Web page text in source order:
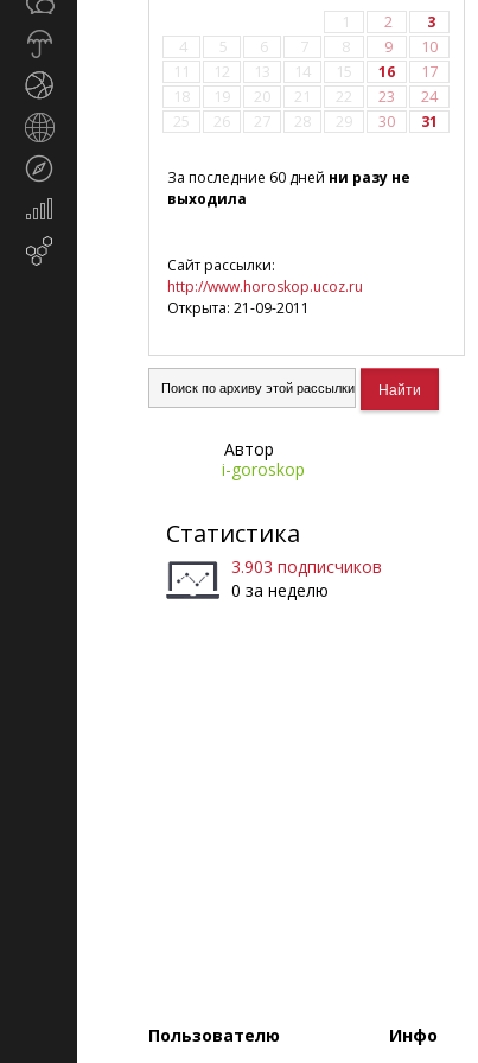
Экономика
маркетинг
1 2
3
4
5 6 7 8 9
10
11
12 13 14 15 16
17
18
19 20 21 22 23
24
25
26 27 28 29 30 31
За последние 60 дней ни разу не
выходила
Сайт рассылки:
http://www.horoskop.ucoz.ru
Открыта: 21-09-2011
Автор
i-goroskop
Статистика
3.903 подписчиков
0 за неделю
Пользователю Инфо